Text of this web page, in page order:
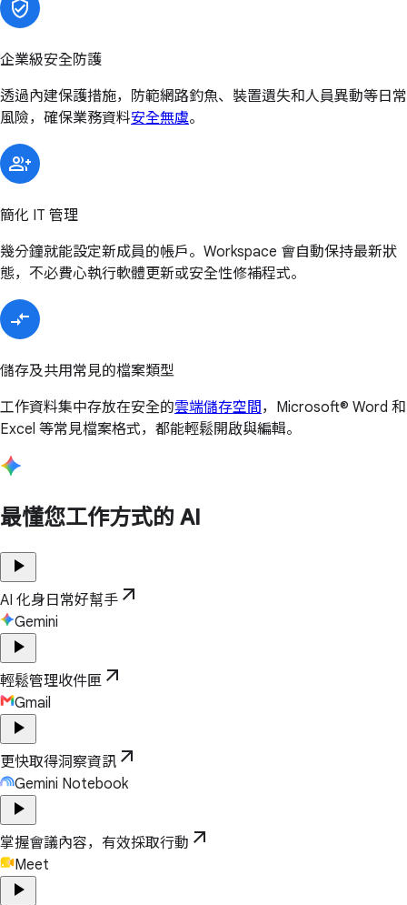
企業級安全防護
透過內建保護措施，防範網路釣魚、裝置遺失和人員異動等日常
風險，確保業務資料安全無虞。
簡化 IT 管理
幾分鐘就能設定新成員的帳戶。Workspace 會自動保持最新狀
態，不必費心執行軟體更新或安全性修補程式。
儲存及共用常見的檔案類型
工作資料集中存放在安全的雲端儲存空間，Microsoft® Word 和
Excel 等常見檔案格式，都能輕鬆開啟與編輯。
最懂您工作方式的 AI
play_arrow
AI 化身日常好幫手 arrow_outward
Gemini
play_arrow
輕鬆管理收件匣 arrow_outward
Gmail
play_arrow
更快取得洞察資訊 arrow_outward
Gemini Notebook
play_arrow
掌握會議內容，有效採取行動 arrow_outward
Meet
play_arrow